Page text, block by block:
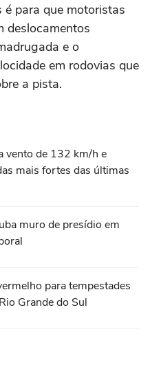
para que motoristas
deslocamentos
e o
em rodovias que
a pista.
vento de 132 km/h e
mais fortes das últimas
muro de presídio em
para tempestades
Grande do Sul